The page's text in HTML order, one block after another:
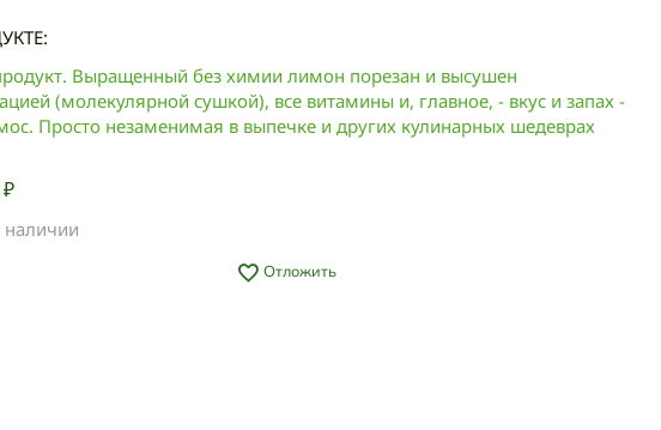
Выращенный без химии лимон порезан и высушен
(молекулярной сушкой), все витамины и, главное, - вкус и запах -
Просто незаменимая в выпечке и других кулинарных шедеврах
₽
наличии
Отложить